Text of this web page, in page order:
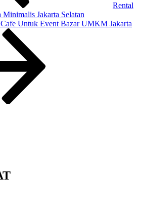
Rental
Jakarta Selatan
Cafe Untuk Event Bazar UMKM Jakarta